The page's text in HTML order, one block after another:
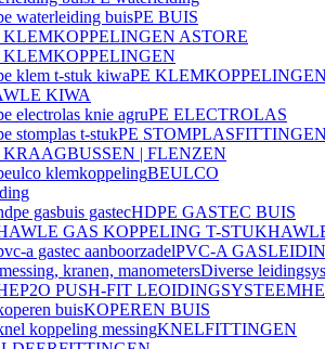
PE BUIS
KLEMKOPPELINGEN ASTORE
KLEMKOPPELINGEN
PE
KIWA
PE ELECTROLAS
PE
KRAAGBUSSEN | FLENZEN
BEULCO
HDPE GASTEC BUIS
PVC-A
Diverse
KOPEREN BUIS
KNELFITTINGEN